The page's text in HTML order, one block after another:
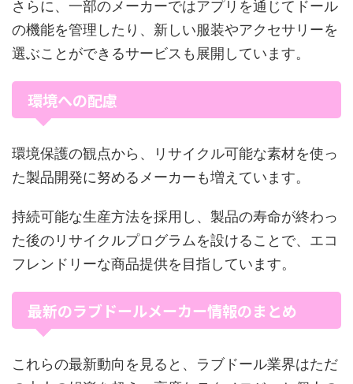
さらに、一部のメーカーではアプリを通じてドール
の機能を管理したり、新しい服装やアクセサリーを
選ぶことができるサービスも展開しています。
環境への配慮
環境保護の観点から、リサイクル可能な素材を使っ
た製品開発に努めるメーカーも増えています。
持続可能な生産方法を採用し、製品の寿命が終わっ
た後のリサイクルプログラムを設けることで、エコ
フレンドリーな商品提供を目指しています。
最新のラブドールメーカー情報のまとめ
これらの最新動向を見ると、ラブドール業界はただ